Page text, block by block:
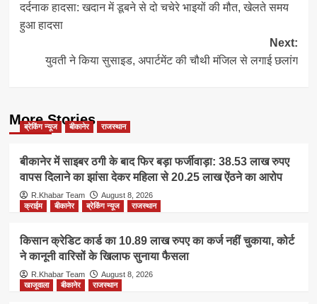
navigation
दर्दनाक हादसा: खदान में डूबने से दो चचेरे भाइयों की मौत, खेलते समय
हुआ हादसा
Next:
युवती ने किया सुसाइड, अपार्टमेंट की चौथी मंजिल से लगाई छलांग
More Stories
ब्रेकिंग न्यूज बीकानेर राजस्थान
बीकानेर में साइबर ठगी के बाद फिर बड़ा फर्जीवाड़ा: 38.53 लाख रुपए
वापस दिलाने का झांसा देकर महिला से 20.25 लाख ऐंठने का आरोप
R.Khabar Team
August 8, 2026
क्राईम
बीकानेर ब्रेकिंग न्यूज राजस्थान
किसान क्रेडिट कार्ड का 10.89 लाख रुपए का कर्ज नहीं चुकाया, कोर्ट
ने कानूनी वारिसों के खिलाफ सुनाया फैसला
R.Khabar Team
August 8, 2026
खाजूवाला
बीकानेर राजस्थान